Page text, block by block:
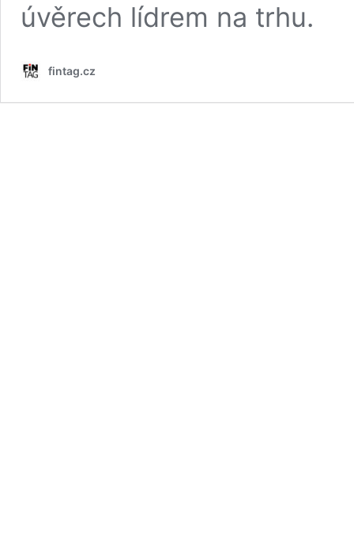
úvěrech lídrem na trhu.
fintag.cz